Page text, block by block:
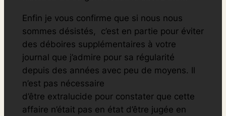
Enfin je vous confirme que si nous nous
sommes désistés, c’est en partie pour éviter
des déboires supplémentaires à votre
journal que j’admire pour sa régularité
depuis des années avec peu de moyens. Il
n’est pas nécessaire
d’être extralucide pour constater que cette
affaire n’était pas en état d’être jugée en